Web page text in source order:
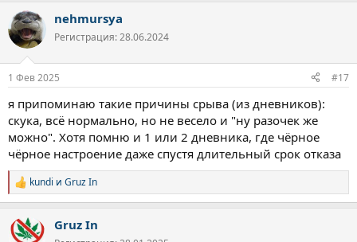
nehmursya
Регистрация: 28.06.2024
1 Фев 2025 #17
я припоминаю такие причины срыва (из дневников):
скука, всё нормально, но не весело и "ну разочек же
можно". Хотя помню и 1 или 2 дневника, где чёрное
чёрное настроение даже спустя длительный срок отказа
Р
е
к
ц
kundi и Gruz In
Gruz In